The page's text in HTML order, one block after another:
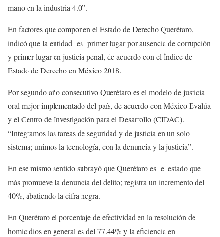
mano en la industria 4.0”.
En factores que componen el Estado de Derecho Querétaro,
indicó que la entidad es primer lugar por ausencia de corrupción
y primer lugar en justicia penal, de acuerdo con el Índice de
Estado de Derecho en México 2018.
Por segundo año consecutivo Querétaro es el modelo de justicia
oral mejor implementado del país, de acuerdo con México Evalúa
y el Centro de Investigación para el Desarrollo (CIDAC).
“Integramos las tareas de seguridad y de justicia en un solo
sistema; unimos la tecnología, con la denuncia y la justicia”.
En ese mismo sentido subrayó que Querétaro es el estado que
más promueve la denuncia del delito; registra un incremento del
40%, abatiendo la cifra negra.
En Querétaro el porcentaje de efectividad en la resolución de
homicidios en general es del 77.44% y la eficiencia en